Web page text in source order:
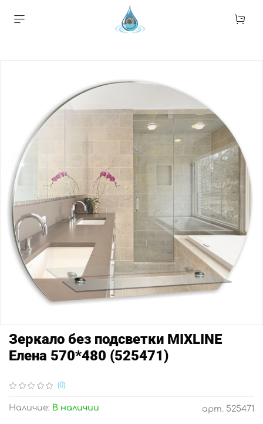
(0)
арт. 525471
Наличие: В наличии
Зеркало без подсветки MIXLINE
Елена 570*480 (525471)